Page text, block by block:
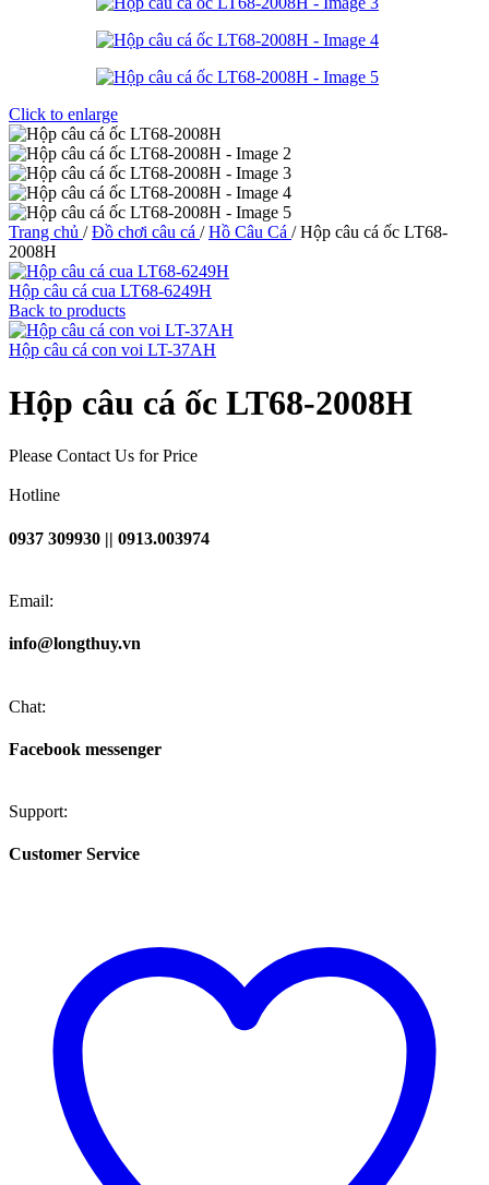
Click to enlarge
Trang chủ / Đồ chơi câu cá / Hồ Câu Cá / Hộp câu cá ốc LT68-
2008H
Hộp câu cá cua LT68-6249H
Back to products
Hộp câu cá con voi LT-37AH
Hộp câu cá ốc LT68-2008H
Please Contact Us for Price
Hotline
0937 309930 || 0913.003974
Email:
info@longthuy.vn
Chat:
Facebook messenger
Support:
Customer Service